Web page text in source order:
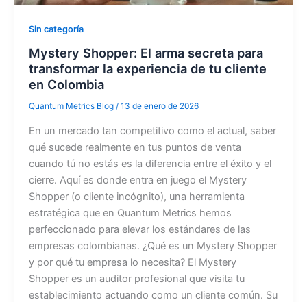
Sin categoría
Mystery Shopper: El arma secreta para
transformar la experiencia de tu cliente
en Colombia
Quantum Metrics Blog / 13 de enero de 2026
En un mercado tan competitivo como el actual, saber
qué sucede realmente en tus puntos de venta
cuando tú no estás es la diferencia entre el éxito y el
cierre. Aquí es donde entra en juego el Mystery
Shopper (o cliente incógnito), una herramienta
estratégica que en Quantum Metrics hemos
perfeccionado para elevar los estándares de las
empresas colombianas. ¿Qué es un Mystery Shopper
y por qué tu empresa lo necesita? El Mystery
Shopper es un auditor profesional que visita tu
establecimiento actuando como un cliente común. Su